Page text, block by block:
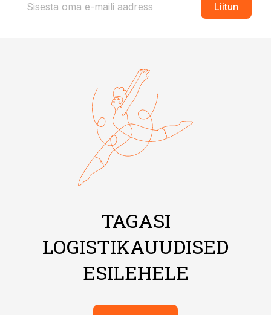
Liitun
TAGASI
LOGISTIKAUUDISED
ESILEHELE